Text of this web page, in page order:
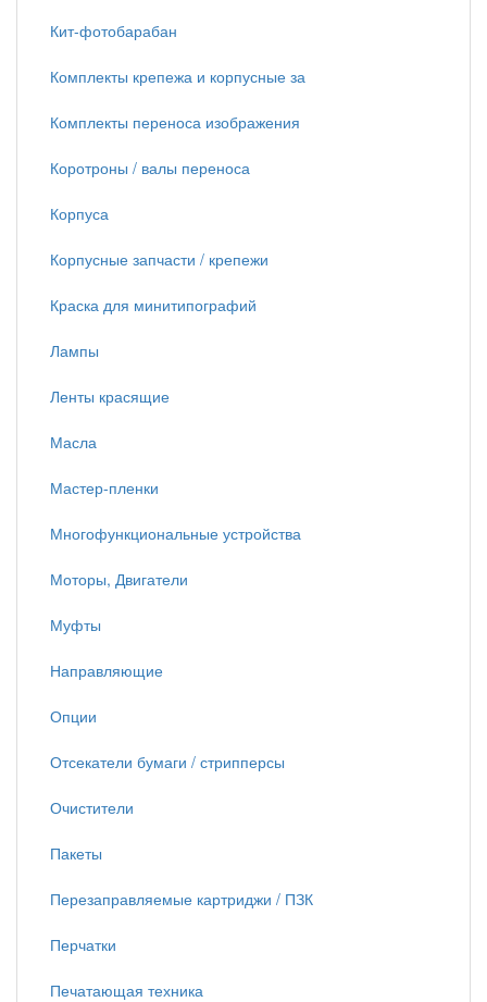
Кит-фотобарабан
Комплекты крепежа и корпусные за
Комплекты переноса изображения
Коротроны / валы переноса
Корпуса
Корпусные запчасти / крепежи
Краска для минитипографий
Лампы
Ленты красящие
Масла
Мастер-пленки
Многофункциональные устройства
Моторы, Двигатели
Муфты
Направляющие
Опции
Отсекатели бумаги / стрипперсы
Очистители
Пакеты
Перезаправляемые картриджи / ПЗК
Перчатки
Печатающая техника